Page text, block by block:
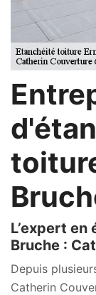
L’expert
Bruche :
Depuis
Catherin